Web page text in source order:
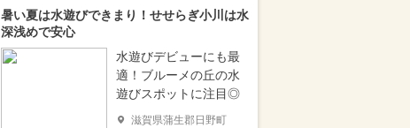
暑い夏は水遊びできまり！せせらぎ小川は水
深浅めで安心
水遊びデビューにも最
適！ブルーメの丘の水
遊びスポットに注目◎
滋賀県蒲生郡日野町